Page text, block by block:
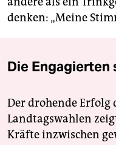
denken: „Meine
Die Engagierten
Der drohende Erfolg
Landtagswahlen
Kräfte inzwischen